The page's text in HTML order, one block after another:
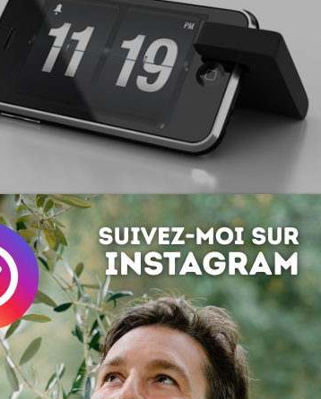
peg.com
High-tech
clic !
manager & expert SEO. Mon job, rendre visible et